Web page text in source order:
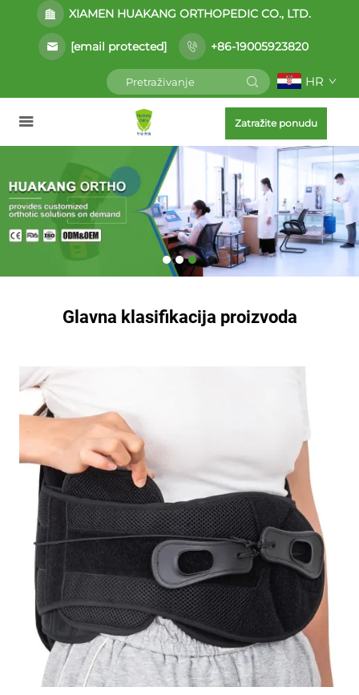
XIAMEN HUAKANG ORTHOPEDIC CO., LTD.
[email protected] +86-19005923820
HR
Zatražite ponudu
Glavna klasifikacija proizvoda